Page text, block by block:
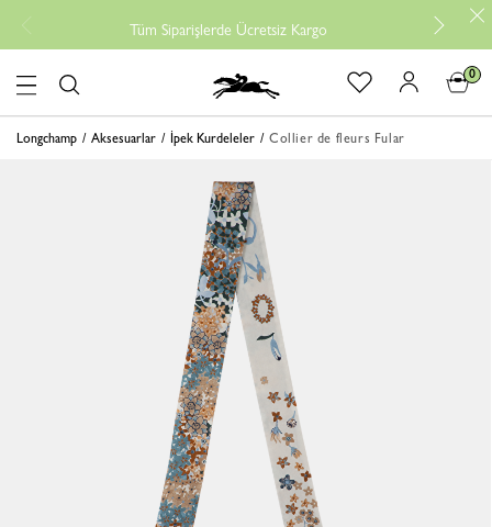
Tüm Siparişlerde Ücretsiz Kargo
0
Longchamp Aksesuarlar İpek Kurdeleler Collier de fleurs Fular